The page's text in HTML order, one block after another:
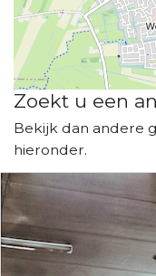
Zoekt u een
Bekijk dan andere
hieronder.